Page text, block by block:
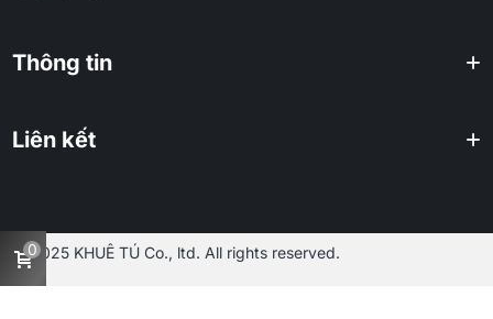
Thông tin
Liên kết
2025 KHUÊ TÚ Co., ltd. All rights reserved.
0